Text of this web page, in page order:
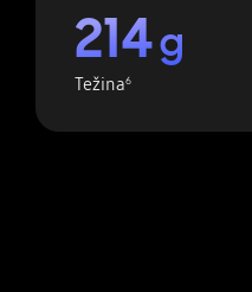
214g
Težina6